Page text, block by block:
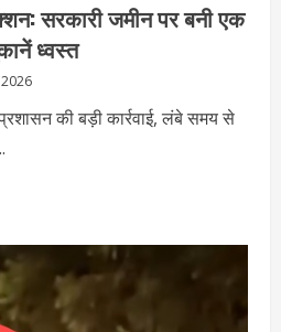
सरकारी जमीन पर बनी एक
ध्वस्त
2026
की बड़ी कार्रवाई, लंबे समय से